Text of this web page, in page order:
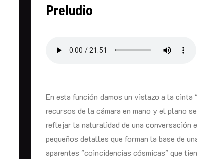
Preludio
En esta función damos un vistazo a la
recursos de la cámara en mano y el plano
reflejar la naturalidad de una conversación
pequeños detalles que forman la base de
aparentes "coincidencias cósmicas" que